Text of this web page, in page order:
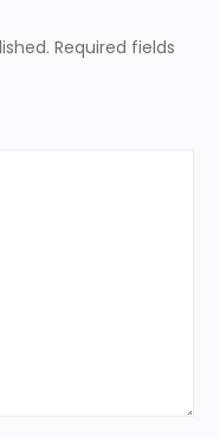
Required fields